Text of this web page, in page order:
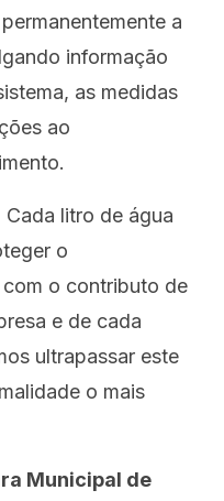
a
informação
as medidas
ao
litro de água
o
o contributo de
e de cada
ultrapassar este
o mais
Municipal de